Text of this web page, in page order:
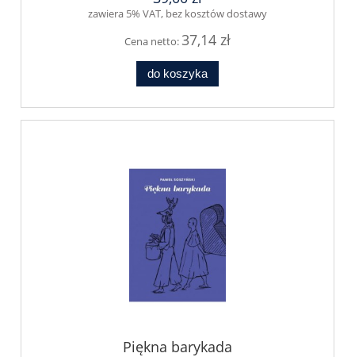
zawiera 5% VAT, bez kosztów dostawy
Cena netto:37,14 zł
do koszyka
Piękna barykada